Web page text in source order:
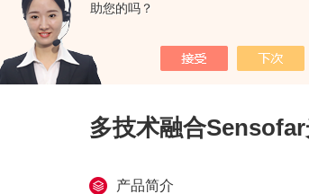
助您的吗？
多技术融合
产品简介